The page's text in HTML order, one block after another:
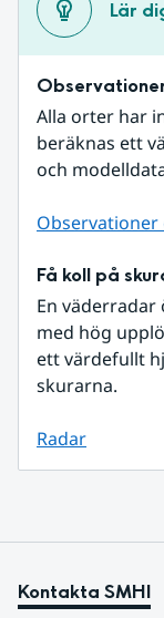
Lär
Alla orter har
beräknas ett
och
Observationer
Få koll på
En
med hög
ett värdefullt
skurarna.
Radar
Kontakta SMHI